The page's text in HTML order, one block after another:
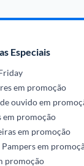
Especiais
em promoção
ouvido em
em promoção
em promoção
Pampers em
promoção